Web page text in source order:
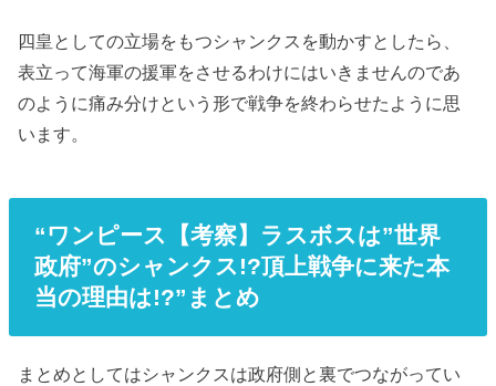
四皇としての立場をもつシャンクスを動かすとしたら、
表立って海軍の援軍をさせるわけにはいきませんのであ
のように痛み分けという形で戦争を終わらせたように思
います。
“ワンピース【考察】ラスボスは”世界
政府”のシャンクス!?頂上戦争に来た本
当の理由は!?”まとめ
まとめとしてはシャンクスは政府側と裏でつながってい